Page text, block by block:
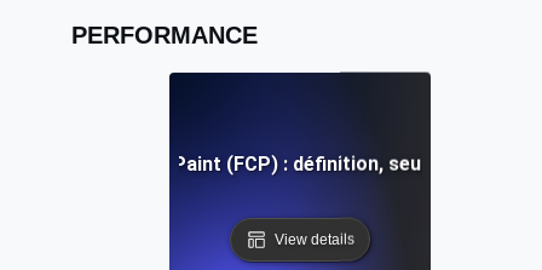
PERFORMANCE
First Contentful Paint (FCP) : définition, seuils et
View details